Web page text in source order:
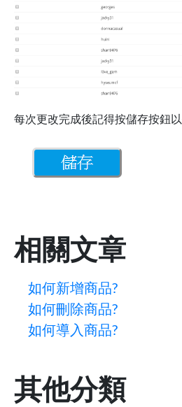
每次更改完成後記得按儲存按鈕
相關文章
如何新增商品?
如何刪除商品?
如何導入商品?
其他分類